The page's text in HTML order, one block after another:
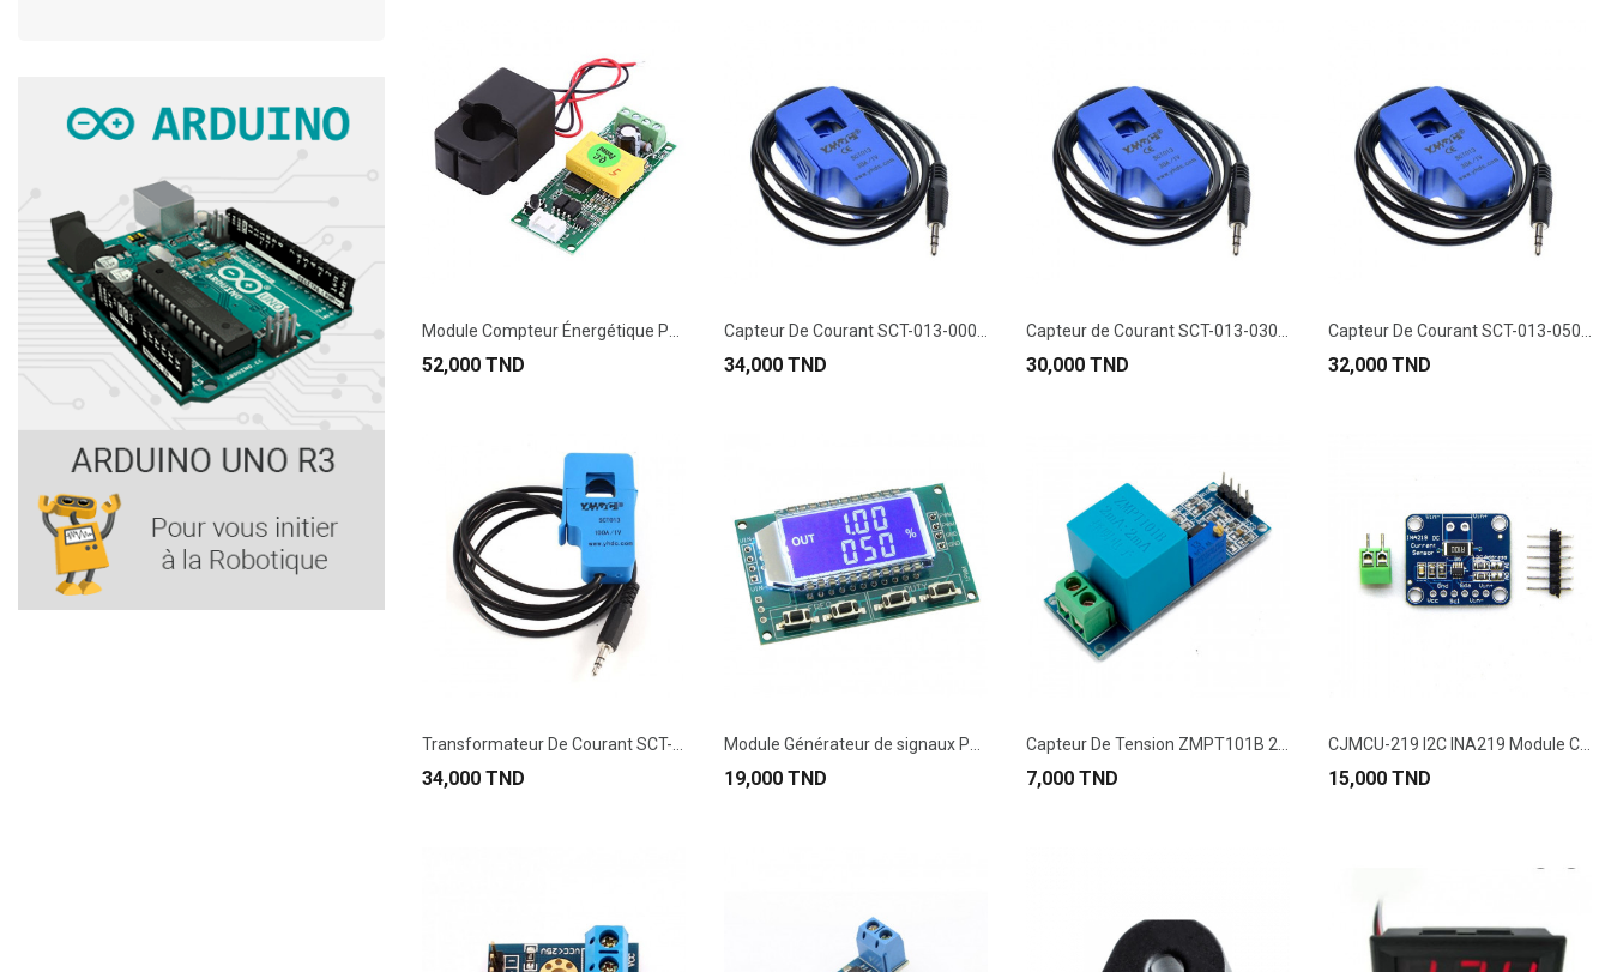
52,000 TND 34,000 TND 30,000 TND 32,000 TND
34,000 TND 19,000 TND 7,000 TND 15,000 TND